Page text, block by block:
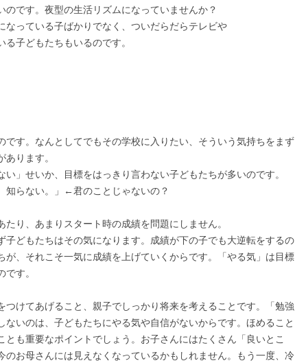
のです。夜型の生活リズムになっていませんか？
なっている子ばかりでなく、ついだらだらテレビや
子どもたちもいるのです。
です。なんとしてでもその学校に入りたい、そういう気持ちをまず
ります。
」せいか、目標をはっきり言わない子どもたちが多いのです。
知らない。」←君のことじゃないの？
り、あまりスタート時の成績を問題にしません。
子どもたちはその気になります。成績が下の子でも大逆転をするの
が、それこそ一気に成績を上げていくからです。「やる気」は目標
す。
つけてあげること、親子でしっかり将来を考えることです。「勉強
ないのは、子どもたちにやる気や自信がないからです。ほめること
とも重要なポイントでしょう。お子さんにはたくさん「良いとこ
のお母さんには見えなくなっているかもしれません。もう一度、冷